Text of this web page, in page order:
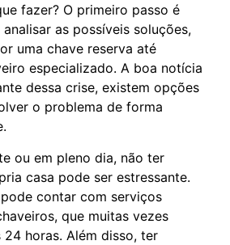
fazer? O primeiro passo é
as possíveis soluções,
uma chave reserva até
especializado. A boa notícia
dessa crise, existem opções
o problema de forma
ou em pleno dia, não ter
casa pode ser estressante.
contar com serviços
que muitas vezes
horas. Além disso, ter